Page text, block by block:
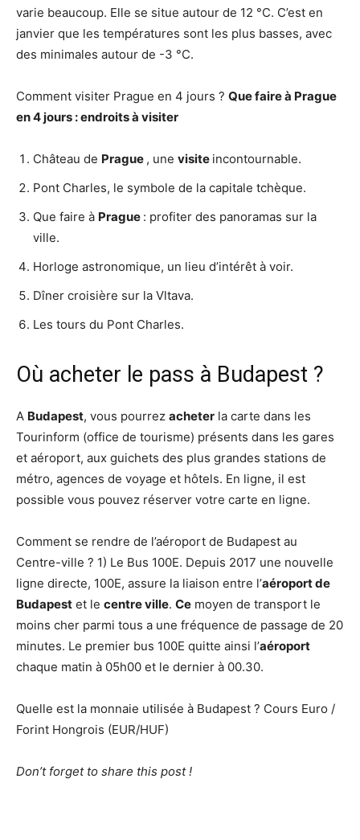
varie beaucoup. Elle se situe autour de 12 °C. C’est en
janvier que les températures sont les plus basses, avec
des minimales autour de -3 °C.
Comment visiter Prague en 4 jours ? Que faire à Prague
en 4 jours : endroits à visiter
Château de Prague , une visite incontournable.
Pont Charles, le symbole de la capitale tchèque.
Que faire à Prague : profiter des panoramas sur la
ville.
Horloge astronomique, un lieu d’intérêt à voir.
Dîner croisière sur la Vltava.
Les tours du Pont Charles.
Où acheter le pass à Budapest ?
A Budapest, vous pourrez acheter la carte dans les
Tourinform (office de tourisme) présents dans les gares
et aéroport, aux guichets des plus grandes stations de
métro, agences de voyage et hôtels. En ligne, il est
possible vous pouvez réserver votre carte en ligne.
Comment se rendre de l’aéroport de Budapest au
Centre-ville ? 1) Le Bus 100E. Depuis 2017 une nouvelle
ligne directe, 100E, assure la liaison entre l’aéroport de
Budapest et le centre ville. Ce moyen de transport le
moins cher parmi tous a une fréquence de passage de 20
minutes. Le premier bus 100E quitte ainsi l’aéroport
chaque matin à 05h00 et le dernier à 00.30.
Quelle est la monnaie utilisée à Budapest ? Cours Euro /
Forint Hongrois (EUR/HUF)
Don’t forget to share this post !